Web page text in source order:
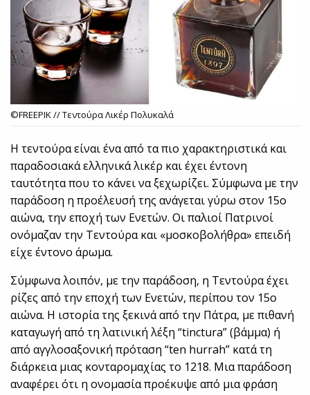
©FREEPIK // Τεντούρα Λικέρ Πολυκαλά
Η τεντούρα είναι ένα από τα πιο χαρακτηριστικά και
παραδοσιακά ελληνικά λικέρ και έχει έντονη
ταυτότητα που το κάνει να ξεχωρίζει. Σύμφωνα με την
παράδοση η προέλευσή της ανάγεται γύρω στον 15ο
αιώνα, την εποχή των Ενετών. Οι παλιοί Πατρινοί
ονόμαζαν την Τεντούρα και «μοσκοβολήθρα» επειδή
είχε έντονο άρωμα.
Σύμφωνα λοιπόν, με την παράδοση, η Τεντούρα έχει
ρίζες από την εποχή των Ενετών, περίπου τον 15ο
αιώνα. Η ιστορία της ξεκινά από την Πάτρα, με πιθανή
καταγωγή από τη λατινική λέξη “tinctura” (βάμμα) ή
από αγγλοσαξονική πρόταση “ten hurrah” κατά τη
διάρκεια μιας κονταρομαχίας το 1218. Μια παράδοση
αναφέρει ότι η ονομασία προέκυψε από μια φράση